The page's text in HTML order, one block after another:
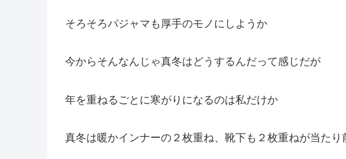
そろそろパジャマも厚手のモノにしようか
今からそんなんじゃ真冬はどうするんだって感じだが
年を重ねるごとに寒がりになるのは私だけか
真冬は暖かインナーの２枚重ね、靴下も２枚重ねが当たり